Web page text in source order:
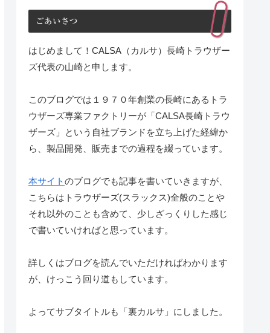
ごあいさつ
はじめまして！CALSA（カルサ）長崎トラウザー
ズ代表の山崎と申します。
このブログでは１９７０年創業の長崎にあるトラ
ウザーズ専業ファクトリーが「CALSA長崎トラウ
ザーズ」という自社ブランドを立ち上げた経緯か
ら、製品開発、販売までの過程を綴っています。
本サイトのブログでも記事を書いていきますが、
こちらはトラウザーズ(スラックス)全般のことや
それ以外のことも含めて、少しざっくりした感じ
で書いていければと思っています。
詳しくはブログを読んでいただければわかります
が、けっこう回り道もしています。
よってサブタイトルも「裏カルサ」にしました。